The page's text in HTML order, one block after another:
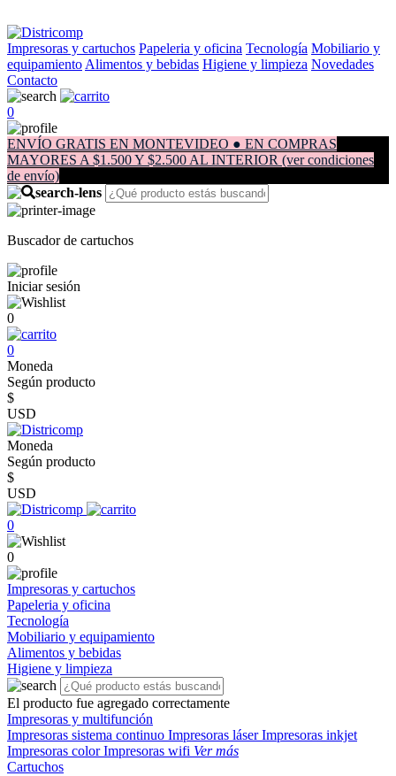
Impresoras y cartuchos Papeleria y oficina Tecnología Mobiliario y
equipamiento Alimentos y bebidas Higiene y limpieza Novedades
Contacto
0
ENVÍO GRATIS EN MONTEVIDEO ● EN COMPRAS
MAYORES A $1.500 Y $2.500 AL INTERIOR (ver condiciones
de envío)
Buscador de cartuchos
Iniciar sesión
0
0
Moneda
Según producto
$
USD
Moneda
Según producto
$
USD
0
0
Impresoras y cartuchos
Papeleria y oficina
Tecnología
Mobiliario y equipamiento
Alimentos y bebidas
Higiene y limpieza
El producto fue agregado correctamente
Impresoras y multifunción
Impresoras sistema continuo Impresoras láserImpresoras inkjet
Impresoras colorImpresoras wifi Ver más
Cartuchos